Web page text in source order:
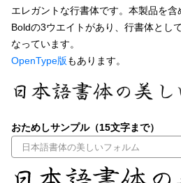
マイページ
お気に入り
ご利用ガイド
よくあるご質問
お問い合わせ
教科書体
草書体
江戸文字
すべてを表
太さ・ウェイト
エレガントな行書体です。本製品を
Boldの3ウエイトがあり、行書体とし
なっています。
OpenType版もあります。
おためしサンプル（15文字まで）